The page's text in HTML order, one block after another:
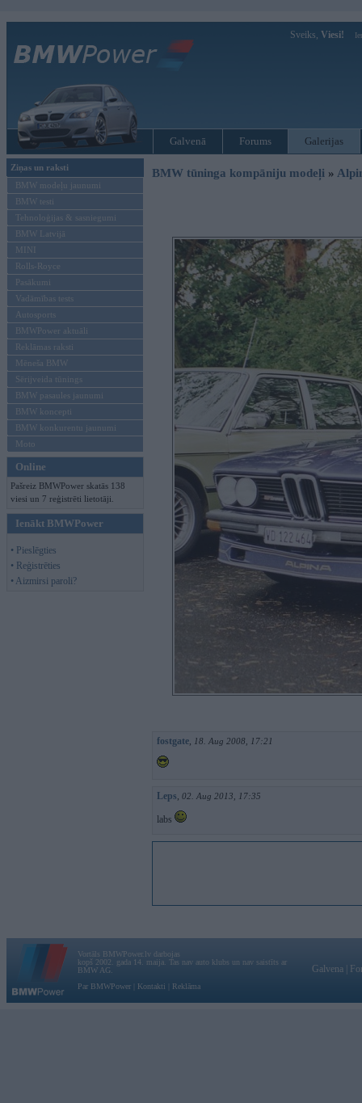
Sveiks, Viesi!
Galvenā Forums Galerijas
Ziņas un raksti
BMW modeļu jaunumi
BMW testi
Tehnoloģijas & sasniegumi
BMW Latvijā
MINI
Rolls-Royce
Pasākumi
Vadāmības tests
Autosports
BMWPower aktuāli
Reklāmas raksti
Mēneša BMW
Sērijveida tūnings
BMW pasaules jaunumi
BMW koncepti
BMW konkurentu jaunumi
Moto
Online
Pašreiz BMWPower skatās 138
viesi un 7 reģistrēti lietotāji.
Ienākt BMWPower
• Pieslēgties
• Reģistrēties
• Aizmirsi paroli?
BMW tūninga kompāniju modeļi »
fostgate, 18. Aug 2008, 17:21
Leps, 02. Aug 2013, 17:35
labs
Vortāls BMWPower.lv darbojas
kopš 2002. gada 14. maija. Tas nav auto klubs un nav saistīts ar
BMW AG.
Par BMWPower
Kontakti Reklāma
Galvena